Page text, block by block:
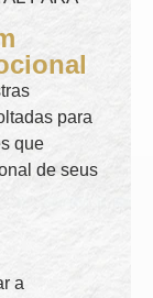
para
que
de seus
a